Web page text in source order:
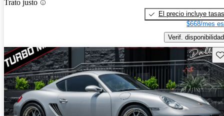
Trato justo
El precio incluye tasas
$668/mes
Verif. disponibilidad